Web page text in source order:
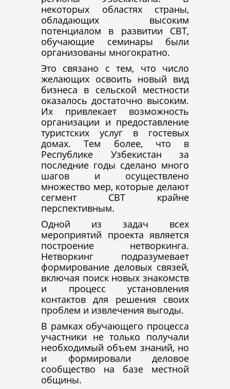
некоторых областях страны,
обладающих высоким
потенциалом в развитии СВТ,
обучающие семинары были
организованы многократно.
Это связано с тем, что число
желающих освоить новый вид
бизнеса в сельской местности
оказалось достаточно высоким.
Их привлекает возможность
организации и предоставление
туристских услуг в гостевых
домах. Тем более, что в
Республике Узбекистан за
последние годы сделано много
шагов и осуществлено
множество мер, которые делают
сегмент СВТ крайне
перспективным.
Одной из задач всех
мероприятий проекта является
построение нетворкинга.
Нетворкинг подразумевает
формирование деловых связей,
включая поиск новых знакомств
и процесс установления
контактов для решения своих
проблем и извлечения выгоды.
В рамках обучающего процесса
участники не только получали
необходимый объем знаний, но
и формировали деловое
сообщество на базе местной
общины.